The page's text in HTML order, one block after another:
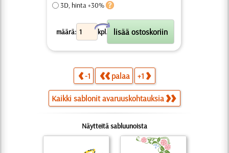
3D, hinta +30%
määrä: kpl.
X
-1 palaa +1
Kaikki sablonit avaruuskohtauksia
Näytteitä sabluunoista